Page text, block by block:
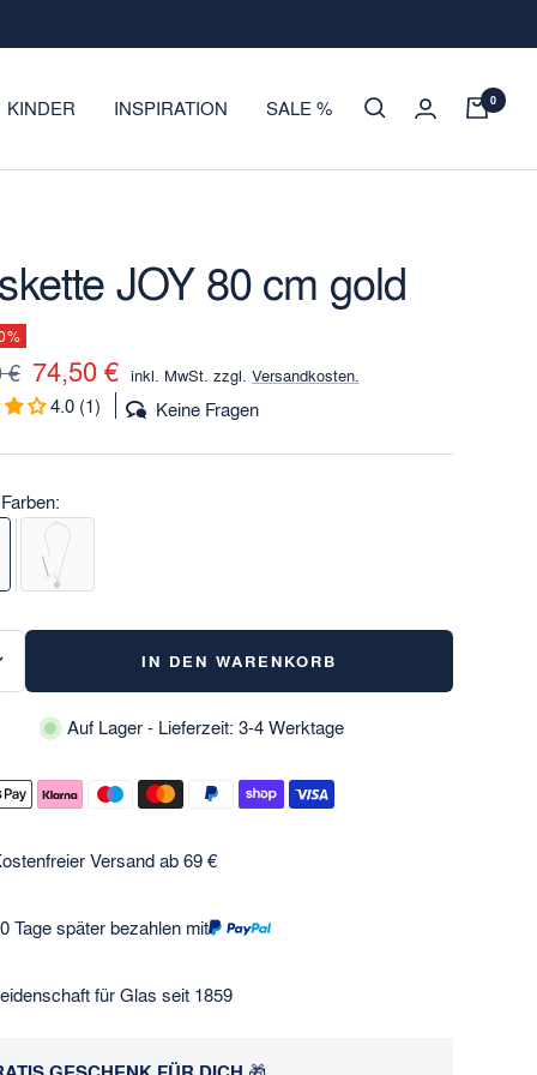
KINDER INSPIRATION SALE % 0
JOY 80 cm gold
€ Angebotspreis
74,50 € inkl. MwSt. zzgl. Versandkosten.
4.0 (1) Keine Fragen
IN DEN WARENKORB
Auf Lager - Lieferzeit: 3-4 Werktage
Versand ab 69 €
Tage später bezahlen mit
für Glas seit 1859